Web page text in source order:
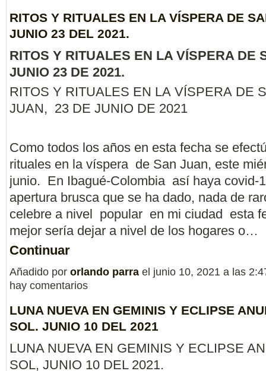
RITOS Y RITUALES EN LA VÍSPERA DE
JUNIO 23 DEL 2021.
RITOS Y RITUALES EN LA VÍSPERA DE
JUNIO 23 DE 2021.
RITOS Y RITUALES EN LA VÍSPERA DE
JUAN, 23 DE JUNIO DE 2021
Como todos los años en esta fecha se
rituales en la víspera de San Juan, este
junio. En Ibagué-Colombia así haya covid-
apertura brusca que se ha dado, nada de
celebre a nivel popular en mi ciudad esta
mejor sería dejar a nivel de los hogares o…
Continuar
Añadido por orlando parra el junio 10, 2021 a las
hay comentarios
LUNA NUEVA EN GEMINIS Y ECLIPSE
SOL. JUNIO 10 DEL 2021
LUNA NUEVA EN GEMINIS Y ECLIPSE
SOL, JUNIO 10 DEL 2021.